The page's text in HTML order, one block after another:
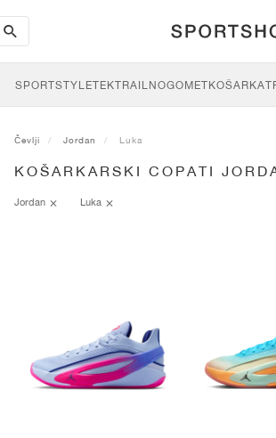
search-
btn
SPORTSTYLETEKTRAILNOGOMETKOŠARKA
Čevlji Jordan Luka
KOŠARKARSKI COPATI
Jordan Luka